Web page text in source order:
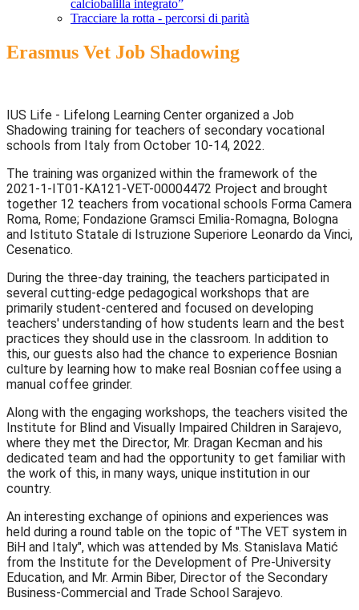
calciobalilla integrato”
Tracciare la rotta - percorsi di parità
Erasmus Vet Job Shadowing
IUS Life - Lifelong Learning Center organized a Job
Shadowing training for teachers of secondary vocational
schools from Italy from October 10-14, 2022.
The training was organized within the framework of the
2021-1-IT01-KA121-VET-00004472 Project and brought
together 12 teachers from vocational schools Forma Camera
Roma, Rome; Fondazione Gramsci Emilia-Romagna, Bologna
and Istituto Statale di Istruzione Superiore Leonardo da Vinci,
Cesenatico.
During the three-day training, the teachers participated in
several cutting-edge pedagogical workshops that are
primarily student-centered and focused on developing
teachers' understanding of how students learn and the best
practices they should use in the classroom. In addition to
this, our guests also had the chance to experience Bosnian
culture by learning how to make real Bosnian coffee using a
manual coffee grinder.
Along with the engaging workshops, the teachers visited the
Institute for Blind and Visually Impaired Children in Sarajevo,
where they met the Director, Mr. Dragan Kecman and his
dedicated team and had the opportunity to get familiar with
the work of this, in many ways, unique institution in our
country.
An interesting exchange of opinions and experiences was
held during a round table on the topic of "The VET system in
BiH and Italy", which was attended by Ms. Stanislava Matić
from the Institute for the Development of Pre-University
Education, and Mr. Armin Biber, Director of the Secondary
Business-Commercial and Trade School Sarajevo.